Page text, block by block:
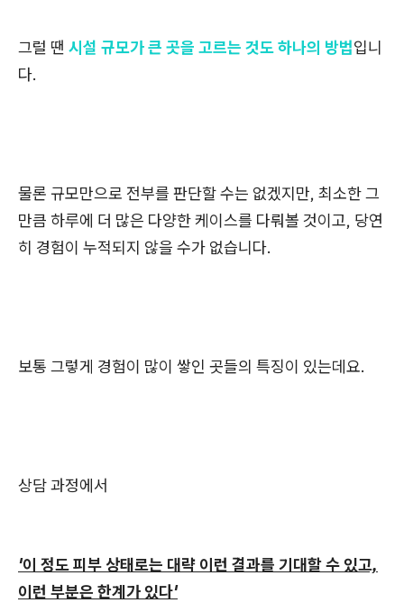
그럴 땐 시설 규모가 큰 곳을 고르는 것도 하나의 방법입니
다.
물론 규모만으로 전부를 판단할 수는 없겠지만, 최소한 그
만큼 하루에 더 많은 다양한 케이스를 다뤄볼 것이고, 당연
히 경험이 누적되지 않을 수가 없습니다.
보통 그렇게 경험이 많이 쌓인 곳들의 특징이 있는데요.
상담 과정에서
'이 정도 피부 상태로는 대략 이런 결과를 기대할 수 있고,
이런 부분은 한계가 있다'